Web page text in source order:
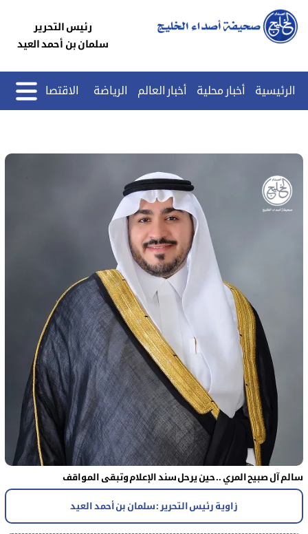
رئيس التحرير
سلمان بن أحمد العيد
الرئيسية أخبار محلية أخبار العالم الرياضة الاقتصاد
سالم آل صبيح المري .. حين يرحل سند الإعلام وتبقى المواقف
زاوية رئيس التحرير : سلمان بن أحمد العيد